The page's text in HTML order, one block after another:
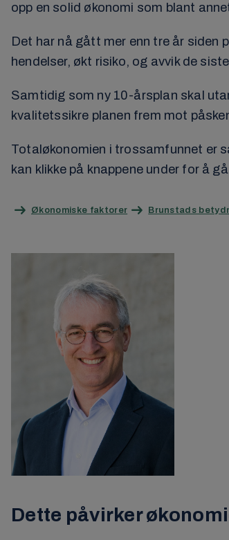
opp en solid økonomi som blant
Det har nå gått mer enn tre år
hendelser, økt risiko, og avvik de
Samtidig som ny 10-årsplan skal
kvalitetssikre planen frem mot
Totaløkonomien i trossamfunnet er
kan klikke på knappene under for å
Økonomiske faktorer Brunstads
Dette påvirker